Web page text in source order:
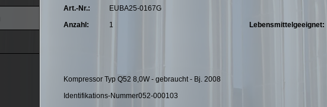
Art.-Nr.:
EUBA25-0167G
Anzahl:
1 Lebensmittelgeeignet:
Kompressor Typ Q52 8,0W - gebraucht - Bj. 2008
Identifikations-Nummer052-000103